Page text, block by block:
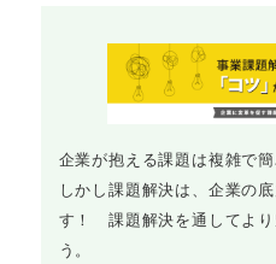
企業が抱える課題は複雑で
しかし課題解決は、企業の
す！ 課題解決を通してより
う。